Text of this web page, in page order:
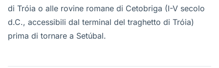
di Tróia o alle rovine romane di Cetobriga (I-V secolo
d.C., accessibili dal terminal del traghetto di Tróia)
prima di tornare a Setúbal.